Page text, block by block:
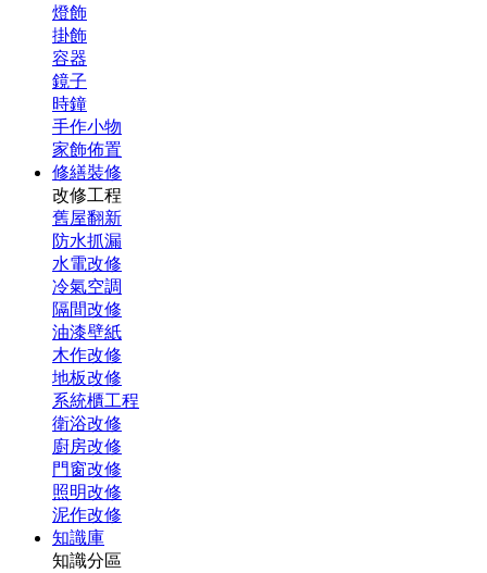
燈飾
掛飾
容器
鏡子
時鐘
手作小物
家飾佈置
修繕裝修
改修工程
舊屋翻新
防水抓漏
水電改修
冷氣空調
隔間改修
油漆壁紙
木作改修
地板改修
系統櫃工程
衛浴改修
廚房改修
門窗改修
照明改修
泥作改修
知識庫
知識分區